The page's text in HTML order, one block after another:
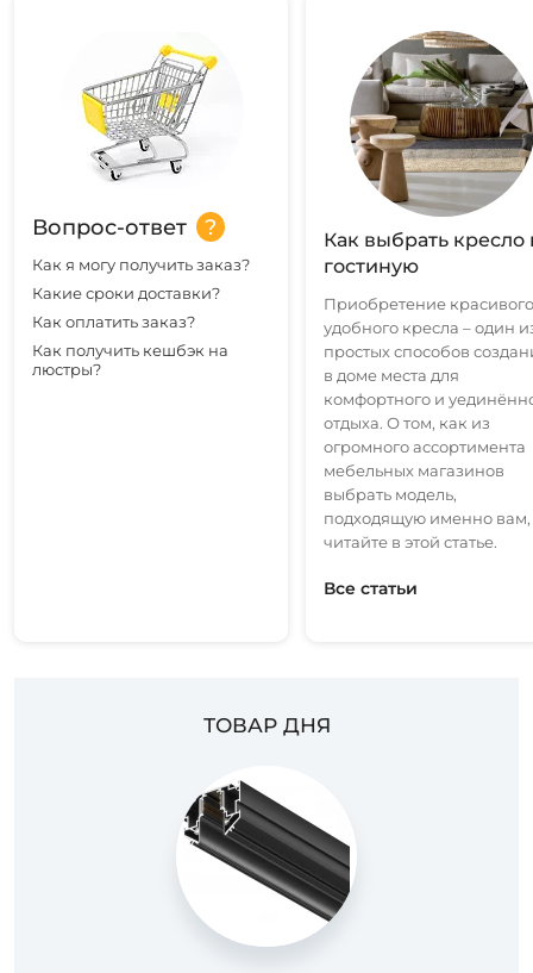
Вопрос-ответ
Как я могу получить заказ?
Какие сроки доставки?
Как оплатить заказ?
Как получить кешбэк на
люстры?
Как выбрать кресло
гостиную
Приобретение
удобного кресла – один
простых способов
в доме места для
комфортного и
отдыха. О том, как из
огромного ассортимента
мебельных магазинов
выбрать модель,
подходящую именно вам,
читайте в этой статье.
Все статьи
ТОВАР ДНЯ